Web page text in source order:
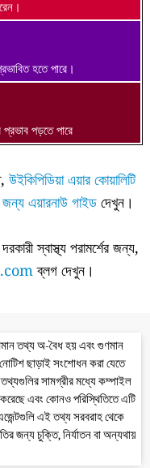
হতে পারে।
পড়তে পারে
উইকিপিডিয়া এয়ার কোয়ালিটি
জন্য এয়ারনাউ গাইডদেখুন।
স্বাস্থ্য পরামর্শের জন্য,
ব্লগ দেখুন।
তথ্য অ-বৈধ হয় এবং গুণমান
ছাড়াই সংশোধন করা যেতে
সামগ্রীর মধ্যে কম্পাইল
এবং কোনও পরিস্থিতিতে এটি
এই তথ্য সরবরাহ থেকে
জন্য চুক্তি, নির্যাতন বা অন্যথায়